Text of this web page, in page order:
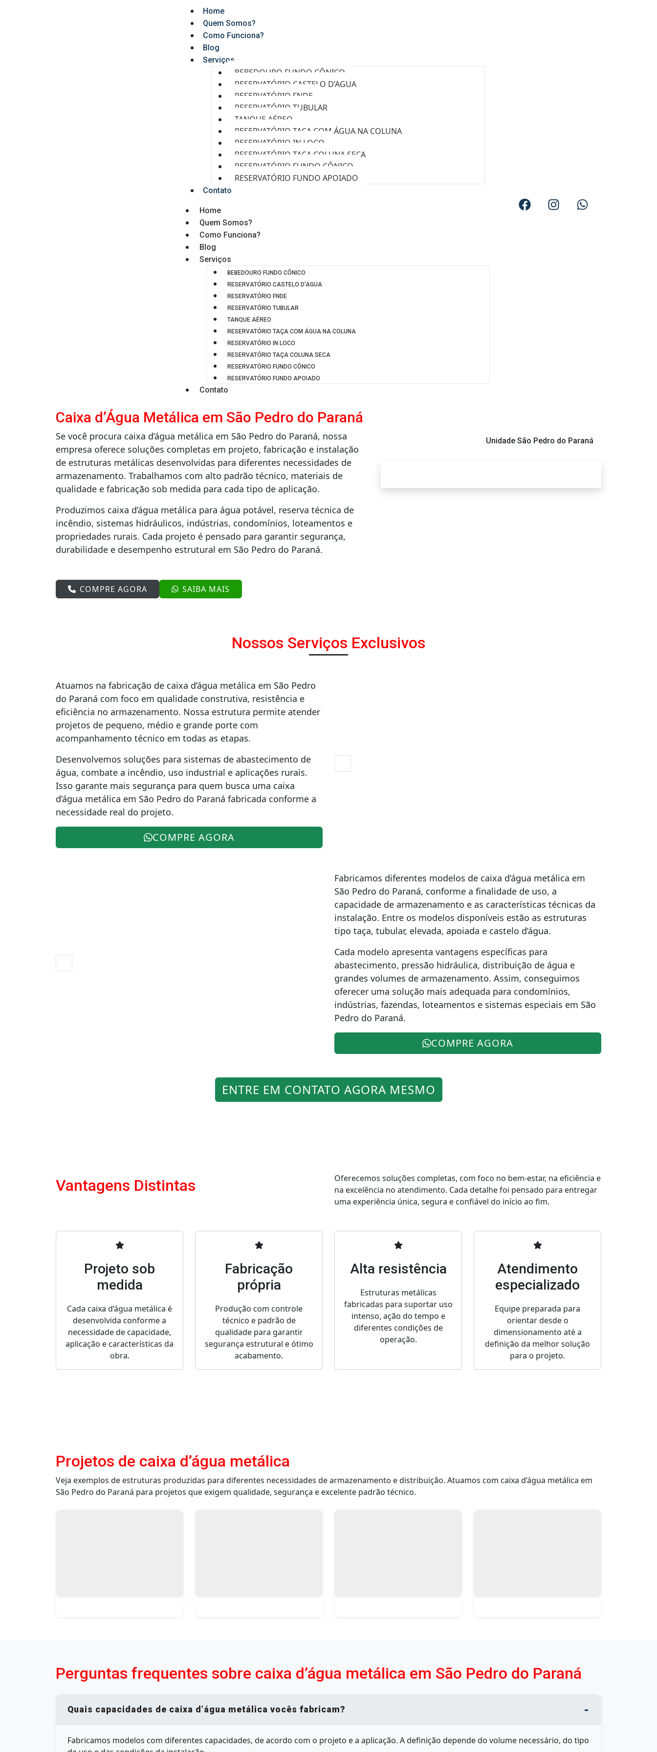
Home
Quem Somos?
Como Funciona?
Blog
Serviços
BEBEDOURO FUNDO CÔNICO
RESERVATÓRIO CASTELO D’AGUA
RESERVATÓRIO FNDE
RESERVATÓRIO TUBULAR
TANQUE AÉREO
RESERVATÓRIO TAÇA COM ÁGUA NA COLUNA
RESERVATÓRIO IN LOCO
RESERVATÓRIO TAÇA COLUNA SECA
RESERVATÓRIO FUNDO CÔNICO
RESERVATÓRIO FUNDO APOIADO
Contato
Home
Quem Somos?
Como Funciona?
Blog
Serviços
BEBEDOURO FUNDO CÔNICO
RESERVATÓRIO CASTELO D’AGUA
RESERVATÓRIO FNDE
RESERVATÓRIO TUBULAR
TANQUE AÉREO
RESERVATÓRIO TAÇA COM ÁGUA NA COLUNA
RESERVATÓRIO IN LOCO
RESERVATÓRIO TAÇA COLUNA SECA
RESERVATÓRIO FUNDO CÔNICO
RESERVATÓRIO FUNDO APOIADO
Contato
Unidade São Pedro do Paraná
Caixa d’Água Metálica em São Pedro do Paraná
Se você procura caixa d’água metálica em São Pedro do Paraná, nossa
empresa oferece soluções completas em projeto, fabricação e instalação
de estruturas metálicas desenvolvidas para diferentes necessidades de
armazenamento. Trabalhamos com alto padrão técnico, materiais de
qualidade e fabricação sob medida para cada tipo de aplicação.
Produzimos caixa d’água metálica para água potável, reserva técnica de
incêndio, sistemas hidráulicos, indústrias, condomínios, loteamentos e
propriedades rurais. Cada projeto é pensado para garantir segurança,
durabilidade e desempenho estrutural em São Pedro do Paraná.
COMPRE AGORA SAIBA MAIS
Nossos Serviços Exclusivos
Atuamos na fabricação de caixa d’água metálica em São Pedro
do Paraná com foco em qualidade construtiva, resistência e
eficiência no armazenamento. Nossa estrutura permite atender
projetos de pequeno, médio e grande porte com
acompanhamento técnico em todas as etapas.
Desenvolvemos soluções para sistemas de abastecimento de
água, combate a incêndio, uso industrial e aplicações rurais.
Isso garante mais segurança para quem busca uma caixa
d’água metálica em São Pedro do Paraná fabricada conforme a
necessidade real do projeto.
COMPRE AGORA
Fabricamos diferentes modelos de caixa d’água metálica em
São Pedro do Paraná, conforme a finalidade de uso, a
capacidade de armazenamento e as características técnicas da
instalação. Entre os modelos disponíveis estão as estruturas
tipo taça, tubular, elevada, apoiada e castelo d’água.
Cada modelo apresenta vantagens específicas para
abastecimento, pressão hidráulica, distribuição de água e
grandes volumes de armazenamento. Assim, conseguimos
oferecer uma solução mais adequada para condomínios,
indústrias, fazendas, loteamentos e sistemas especiais em São
Pedro do Paraná.
COMPRE AGORA
ENTRE EM CONTATO AGORA MESMO
Vantagens Distintas
Oferecemos soluções completas, com foco no bem-estar, na eficiência e
na excelência no atendimento. Cada detalhe foi pensado para entregar
uma experiência única, segura e confiável do início ao fim.
Projeto sob
medida
Cada caixa d’água metálica é
desenvolvida conforme a
necessidade de capacidade,
aplicação e características da
obra.
Fabricação
própria
Produção com controle
técnico e padrão de
qualidade para garantir
segurança estrutural e ótimo
acabamento.
Alta resistência
Estruturas metálicas
fabricadas para suportar uso
intenso, ação do tempo e
diferentes condições de
operação.
Atendimento
especializado
Equipe preparada para
orientar desde o
dimensionamento até a
definição da melhor solução
para o projeto.
Projetos de caixa d’água metálica
Veja exemplos de estruturas produzidas para diferentes necessidades de armazenamento e distribuição. Atuamos com caixa d’água metálica em
São Pedro do Paraná para projetos que exigem qualidade, segurança e excelente padrão técnico.
Perguntas frequentes sobre caixa d’água metálica em São Pedro do Paraná
Quais capacidades de caixa d’água metálica vocês fabricam?
Fabricamos modelos com diferentes capacidades, de acordo com o projeto e a aplicação. A definição depende do volume necessário, do tipo